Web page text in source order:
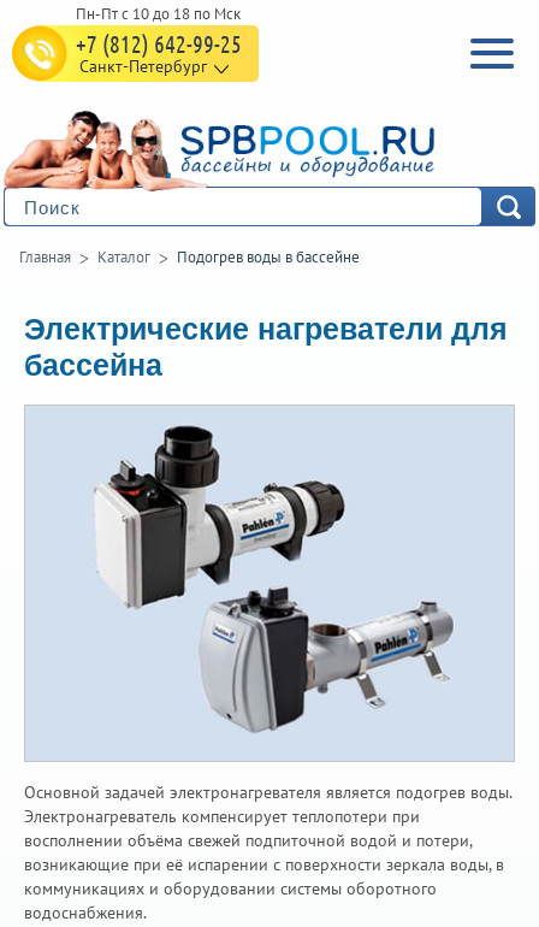
+7 (812) 642-99-25
Санкт-Петербург
Главная Каталог Подогрев воды в бассейне
Электрические нагреватели для
бассейна
Основной задачей электронагревателя является подогрев воды.
Электронагреватель компенсирует теплопотери при
восполнении объёма свежей подпиточной водой и потери,
возникающие при её испарении с поверхности зеркала воды, в
коммуникациях и оборудовании системы оборотного
водоснабжения.